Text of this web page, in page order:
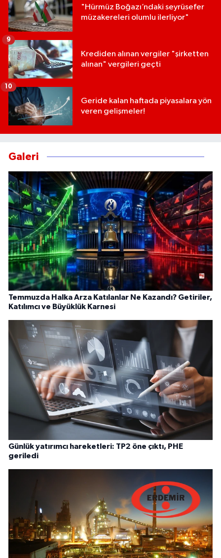
"Hürmüz Boğazı’ndaki seyrüsefer
müzakereleri olumlu ilerliyor"
Krediden alınan vergiler "şirketten
alınan" vergileri geçti
9
Geride kalan haftada piyasalara yön
veren gelişmeler!
10
Galeri
Temmuzda Halka Arza Katılanlar Ne Kazandı? Getiriler,
Katılımcı ve Büyüklük Karnesi
Günlük yatırımcı hareketleri: TP2 öne çıktı, PHE
geriledi